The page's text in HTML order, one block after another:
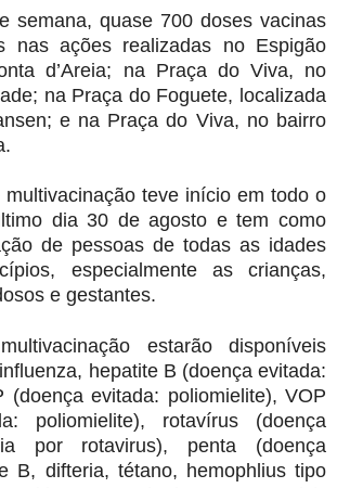
semana, quase 700 doses vacinas
nas ações realizadas no Espigão
d’Areia; na Praça do Viva, no
na Praça do Foguete, localizada
e na Praça do Viva, no bairro
multivacinação teve início em todo o
dia 30 de agosto e tem como
de pessoas de todas as idades
especialmente as crianças,
e gestantes.
estarão disponíveis
hepatite B (doença evitada:
(doença evitada: poliomielite), VOP
poliomielite), rotavírus (doença
por rotavirus), penta (doença
B, difteria, tétano, hemophlius tipo